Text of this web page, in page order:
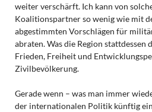
weiter verschärft. Ich kann von
Koalitionspartner so wenig wie mit
abgestimmten Vorschlägen für
abraten. Was die Region stattdessen
Frieden, Freiheit und
Zivilbevölkerung.
Gerade wenn – was man immer
der internationalen Politik künftig